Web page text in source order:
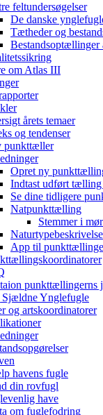
feltundersøgelser
De danske
Tætheder og
Bestandsoptællinger
om Atlas III
årets temaer
og tendenser
punkttæller
Opret ny
Indtast udført tælling
Se dine tidligere
Natpunkttælling
Stemmer i
Naturtypebeskrivelse
App til
punkttællingerns
Sjældne Ynglefugle
og artskoordinatorer
havens fugle
din rovfugl
have
om fuglefodring